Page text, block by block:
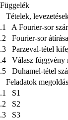
Tételek,
A Fourier-sor
Fourier-sor
Parzeval-tétel
Válasz függvény
Duhamel-tétel
Feladatok
S1
S2
S3